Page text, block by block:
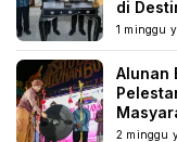
di
1 minggu
Alunan
2 minggu